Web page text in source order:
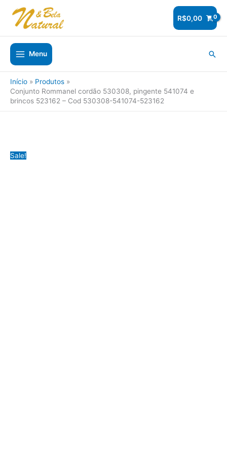
para
conteúdo
R$0,00
Menu
Início
Produtos
Conjunto Rommanel cordão 530308, pingente 541074 e
brincos 523162 – Cod 530308-541074-523162
Sale!